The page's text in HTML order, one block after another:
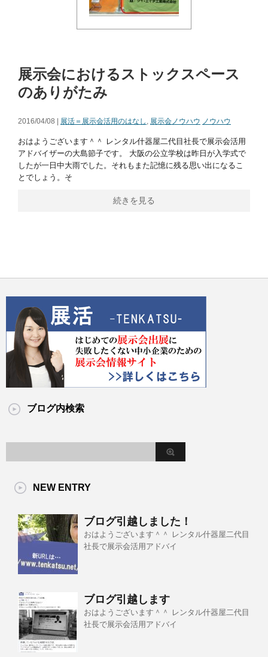
展示会におけるストックスペース
のありがたみ
2016/04/08 | 展活＝展示会活用のはなし , 展示会ノウハウ ノウハウ
おはようございます＾＾ レンタル什器屋二代目社長で展示会活用
アドバイザーの大島節子です。 大阪の公立学校は昨日が入学式で
したが一日中大雨でした。それもまた記憶に残る思い出になるこ
とでしょう。そ
続きを見る
ブログ内検索
NEW ENTRY
ブログ引越しました！
おはようございます＾＾ レンタル什器屋二代目
社長で展示会活用アドバイ
ブログ引越します
おはようございます＾＾ レンタル什器屋二代目
社長で展示会活用アドバイ